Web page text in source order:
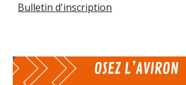
Bulletin d'inscription